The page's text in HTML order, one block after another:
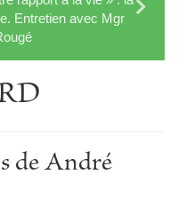
Entretien avec Mgr
de André